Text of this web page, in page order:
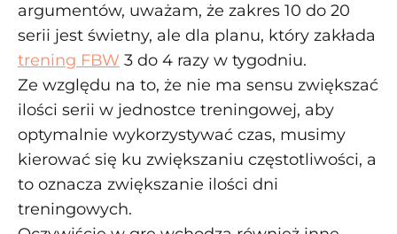
argumentów, uważam, że zakres 10 do 20
serii jest świetny, ale dla planu, który zakłada
trening FBW 3 do 4 razy w tygodniu.
Ze względu na to, że nie ma sensu zwiększać
ilości serii w jednostce treningowej, aby
optymalnie wykorzystywać czas, musimy
kierować się ku zwiększaniu częstotliwości, a
to oznacza zwiększanie ilości dni
treningowych.